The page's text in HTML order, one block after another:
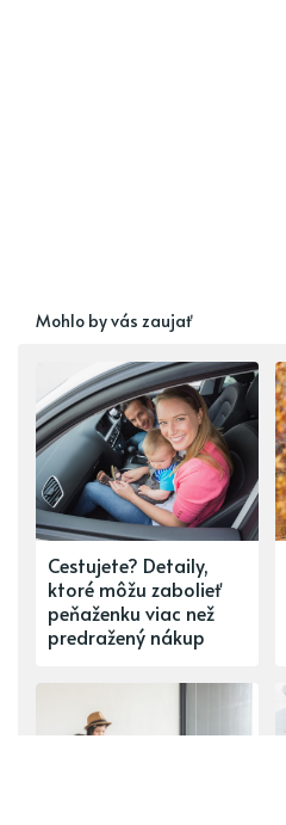
Mohlo by vás zaujať
Cestujete? Detaily,
ktoré môžu zabolieť
peňaženku viac než
predražený nákup